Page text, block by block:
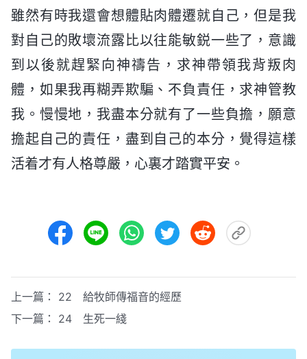
雖然有時我還會想體貼肉體遷就自己，但是我
對自己的敗壞流露比以往能敏鋭一些了，意識
到以後就趕緊向神禱告，求神帶領我背叛肉
體，如果我再糊弄欺騙、不負責任，求神管教
我。慢慢地，我盡本分就有了一些負擔，願意
擔起自己的責任，盡到自己的本分，覺得這樣
活着才有人格尊嚴，心裏才踏實平安。
上一篇： 22 給牧師傳福音的經歷
下一篇： 24 生死一綫